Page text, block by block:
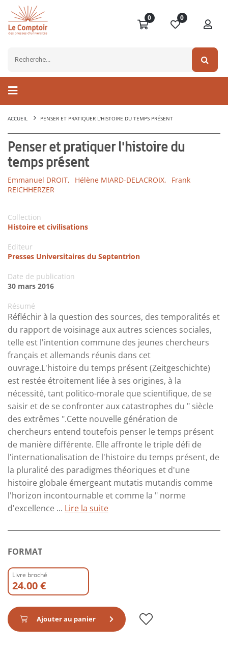
0 0
ACCUEIL PENSER ET PRATIQUER L'HISTOIRE DU TEMPS PRÉSENT
Penser et pratiquer l'histoire du
temps présent
Emmanuel DROIT, Hélène MIARD-DELACROIX,
Frank
REICHHERZER
Collection
Histoire et civilisations
Editeur
Presses Universitaires du Septentrion
Date de publication
30 mars 2016
Résumé
Réfléchir à la question des sources, des temporalités et
du rapport de voisinage aux autres sciences sociales,
telle est l'intention commune des jeunes chercheurs
français et allemands réunis dans cet
ouvrage.L'histoire du temps présent (Zeitgeschichte)
est restée étroitement liée à ses origines, à la
nécessité, tant politico-morale que scientifique, de se
saisir et de se confronter aux catastrophes du " siècle
des extrêmes ".Cette nouvelle génération de
chercheurs entend toutefois penser le temps présent
de manière différente. Elle affronte le triple défi de
l'internationalisation de l'histoire du temps présent, de
la pluralité des paradigmes théoriques et d'une
histoire globale émergeant mutatis mutandis comme
l'horizon incontournable et comme la " norme
d'excellence ... Lire la suite
FORMAT
Livre broché
24.00 €
Ajouter au panier